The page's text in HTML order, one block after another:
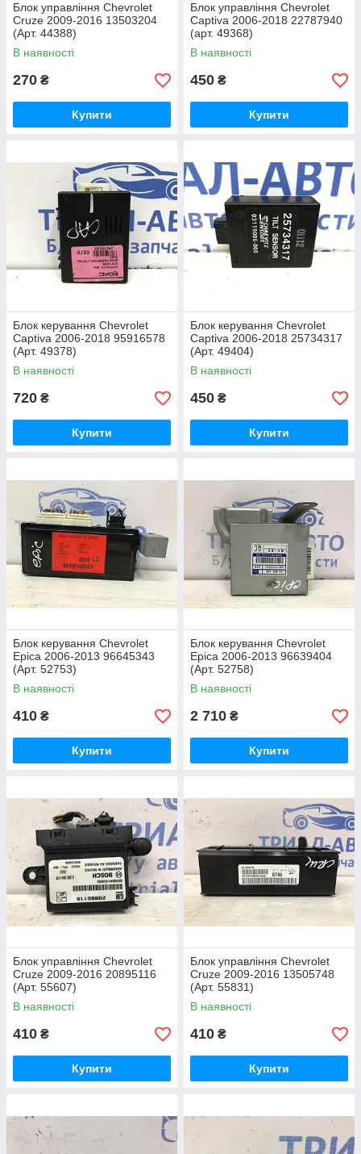
Блок управління Chevrolet
Cruze 2009-2016 13503204
(Арт. 44388)
В наявності
270 ₴
Купити
Блок управління Chevrolet
Captiva 2006-2018 22787940
(арт. 49368)
В наявності
450 ₴
Купити
Блок керування Chevrolet
Captiva 2006-2018 95916578
(Арт. 49378)
В наявності
720 ₴
Купити
Блок керування Chevrolet
Captiva 2006-2018 25734317
(Арт. 49404)
В наявності
450 ₴
Купити
Блок керування Chevrolet
Epica 2006-2013 96645343
(Арт. 52753)
В наявності
410 ₴
Купити
Блок керування Chevrolet
Epica 2006-2013 96639404
(Арт. 52758)
В наявності
2 710 ₴
Купити
Блок управління Chevrolet
Cruze 2009-2016 20895116
(Арт. 55607)
В наявності
410 ₴
Купити
Блок управління Chevrolet
Cruze 2009-2016 13505748
(Арт. 55831)
В наявності
410 ₴
Купити